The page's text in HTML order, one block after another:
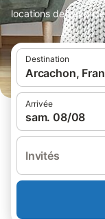
locations de
Destination
Arcachon,
Arrivée
sam. 08/08
Invités